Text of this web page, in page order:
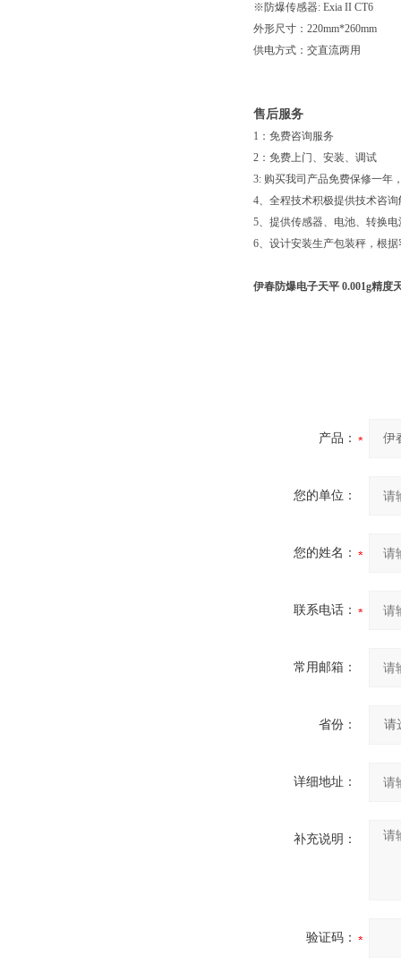
※防爆传感器: Exia II CT6
外形尺寸：220mm*260mm
供电方式：交直流两用
售后服务
1：免费咨询服务
2：免费上门、安装、调试
3: 购买我司产品免费保修一年
4、全程技术积极提供技术咨
5、提供传感器、电池、转换
6、设计安装生产包装秤，根
伊春防爆电子天平 0.001g精度
产品：
您的单位：
您的姓名：
联系电话：
常用邮箱：
省份：
详细地址：
补充说明：
验证码：